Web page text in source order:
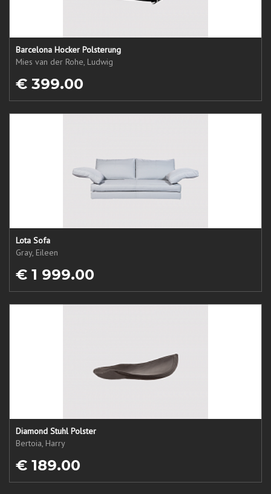
Barcelona Hocker Polsterung
Mies van der Rohe, Ludwig
€ 399.00
Lota Sofa
Gray, Eileen
€ 1 999.00
Diamond Stuhl Polster
Bertoia, Harry
€ 189.00